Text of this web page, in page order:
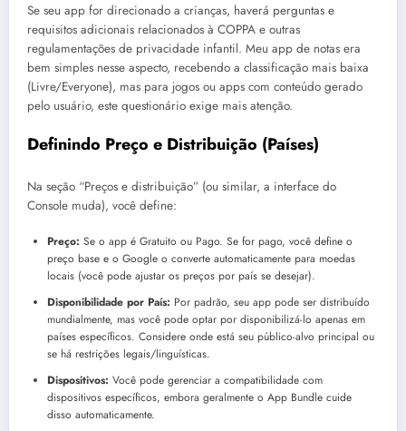
Se seu app for direcionado a crianças, haverá perguntas e
requisitos adicionais relacionados à COPPA e outras
regulamentações de privacidade infantil. Meu app de notas era
bem simples nesse aspecto, recebendo a classificação mais baixa
(Livre/Everyone), mas para jogos ou apps com conteúdo gerado
pelo usuário, este questionário exige mais atenção.
Definindo Preço e Distribuição (Países)
Na seção “Preços e distribuição” (ou similar, a interface do
Console muda), você define:
Preço: Se o app é Gratuito ou Pago. Se for pago, você define o
preço base e o Google o converte automaticamente para moedas
locais (você pode ajustar os preços por país se desejar).
Disponibilidade por País: Por padrão, seu app pode ser distribuído
mundialmente, mas você pode optar por disponibilizá-lo apenas em
países específicos. Considere onde está seu público-alvo principal ou
se há restrições legais/linguísticas.
Dispositivos: Você pode gerenciar a compatibilidade com
dispositivos específicos, embora geralmente o App Bundle cuide
disso automaticamente.